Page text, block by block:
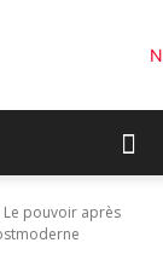
Le pouvoir après